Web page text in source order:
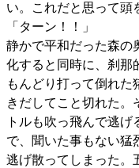
い。これだと思って頭
「ターン！！」
静かで平和だった森の
化すると同時に、刹那
もんどり打って倒れた
きだしてこと切れた。
トルも吹っ飛んで逃
で、聞いた事もない猛
逃げ散ってしまった。